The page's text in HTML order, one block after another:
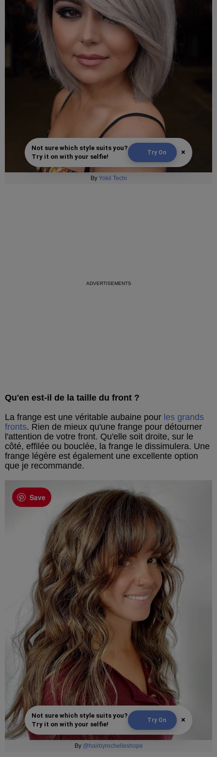
Not sure which style suits you?
Try it on with your selfie!
Try On ×
By Yokii Techi
Qu'en est-il de la taille du front ?
La frange est une véritable aubaine pour les grands
fronts. Rien de mieux qu'une frange pour détourner
l'attention de votre front. Qu'elle soit droite, sur le
côté, effilée ou bouclée, la frange le dissimulera. Une
frange légère est également une excellente option
que je recommande.
Save
Not sure which style suits you?
Try it on with your selfie!
Try On ×
By @hairbyrochelleshope